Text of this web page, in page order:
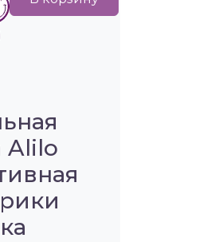
Alilo